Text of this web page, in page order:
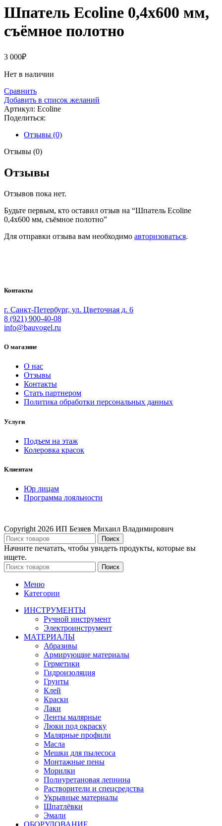
Шпатель Ecoline 0,4х600 мм,
съёмное полотно
3 000₽
Нет в наличии
Сравнить
Добавить в список желаний
Артикул: Ecoline
Поделиться:
Отзывы (0)
Отзывы (0)
Отзывы
Отзывов пока нет.
Будьте первым, кто оставил отзыв на “Шпатель Ecoline
0,4х600 мм, съёмное полотно”
Для отправки отзыва вам необходимо авторизоваться.
Контакты
г. Санкт-Петербург, ул. Цветочная д. 6
8 (921) 900-40-08
info@bauvogel.ru
О магазине
О нас
Отзывы
Контакты
Стать партнером
Политика обработки персональных данных
Услуги
Подъем на этаж
Колеровка красок
Клиентам
Юр лицам
Программа лояльности
Copyright 2026 ИП Безяев Михаил Владимирович
Поиск
Начните печатать, чтобы увидеть продукты, которые вы
ищете.
Поиск
Меню
Категории
ИНСТРУМЕНТЫ
Ручной инструмент
Электроинструмент
МАТЕРИАЛЫ
Абразивы
Армирующие материалы
Герметики
Гидроизоляция
Грунты
Клей
Краски
Лаки
Ленты малярные
Люки под окраску
Малярные профили
Масла
Мешки для пылесоса
Монтажные пены
Морилки
Полиуретановая лепнина
Растворители и спецсредства
Укрывные материалы
Шпатлёвки
Эмали
ОБОРУДОВАНИЕ